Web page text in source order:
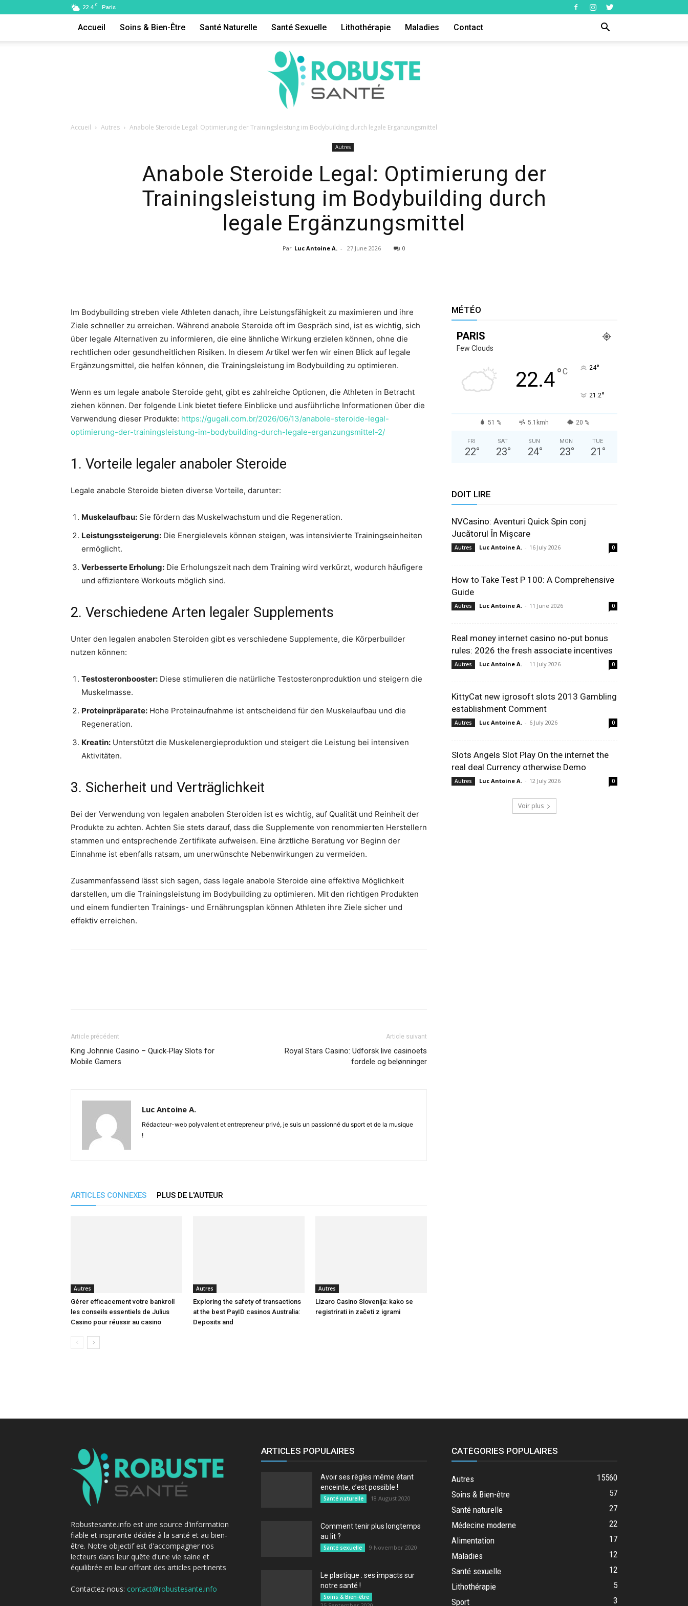
22.4 C Paris
Accueil Soins & Bien-Être Santé Naturelle Santé Sexuelle Lithothérapie Maladies Contact
Robuste
Santé
–
Les
conseils
bien-
en
Accueil Autres Anabole Steroide Legal: Optimierung der Trainingsleistung im Bodybuilding durch legale Ergänzungsmittel
Autres
Anabole Steroide Legal: Optimierung der
Trainingsleistung im Bodybuilding durch
legale Ergänzungsmittel
Par Luc Antoine A. - 27 June 2026 0
Im Bodybuilding streben viele Athleten danach, ihre Leistungsfähigkeit zu maximieren und ihre
Ziele schneller zu erreichen. Während anabole Steroide oft im Gespräch sind, ist es wichtig, sich
über legale Alternativen zu informieren, die eine ähnliche Wirkung erzielen können, ohne die
rechtlichen oder gesundheitlichen Risiken. In diesem Artikel werfen wir einen Blick auf legale
Ergänzungsmittel, die helfen können, die Trainingsleistung im Bodybuilding zu optimieren.
Wenn es um legale anabole Steroide geht, gibt es zahlreiche Optionen, die Athleten in Betracht
ziehen können. Der folgende Link bietet tiefere Einblicke und ausführliche Informationen über die
Verwendung dieser Produkte: https://gugali.com.br/2026/06/13/anabole-steroide-legal-
optimierung-der-trainingsleistung-im-bodybuilding-durch-legale-erganzungsmittel-2/
1. Vorteile legaler anaboler Steroide
Legale anabole Steroide bieten diverse Vorteile, darunter:
Muskelaufbau: Sie fördern das Muskelwachstum und die Regeneration.
Leistungssteigerung: Die Energielevels können steigen, was intensivierte Trainingseinheiten
ermöglicht.
Verbesserte Erholung: Die Erholungszeit nach dem Training wird verkürzt, wodurch häufigere
und effizientere Workouts möglich sind.
2. Verschiedene Arten legaler Supplements
Unter den legalen anabolen Steroiden gibt es verschiedene Supplemente, die Körperbuilder
nutzen können:
Testosteronbooster: Diese stimulieren die natürliche Testosteronproduktion und steigern die
Muskelmasse.
Proteinpräparate: Hohe Proteinaufnahme ist entscheidend für den Muskelaufbau und die
Regeneration.
Kreatin: Unterstützt die Muskelenergieproduktion und steigert die Leistung bei intensiven
Aktivitäten.
3. Sicherheit und Verträglichkeit
Bei der Verwendung von legalen anabolen Steroiden ist es wichtig, auf Qualität und Reinheit der
Produkte zu achten. Achten Sie stets darauf, dass die Supplemente von renommierten Herstellern
stammen und entsprechende Zertifikate aufweisen. Eine ärztliche Beratung vor Beginn der
Einnahme ist ebenfalls ratsam, um unerwünschte Nebenwirkungen zu vermeiden.
Zusammenfassend lässt sich sagen, dass legale anabole Steroide eine effektive Möglichkeit
darstellen, um die Trainingsleistung im Bodybuilding zu optimieren. Mit den richtigen Produkten
und einem fundierten Trainings- und Ernährungsplan können Athleten ihre Ziele sicher und
effektiv erreichen.
Article précédent
King Johnnie Casino – Quick‑Play Slots for
Mobile Gamers
Article suivant
Royal Stars Casino: Udforsk live casinoets
fordele og belønninger
Luc Antoine A.
Rédacteur-web polyvalent et entrepreneur privé, je suis un passionné du sport et de la musique
!
ARTICLES CONNEXES PLUS DE L'AUTEUR
Autres
Gérer efficacement votre bankroll
les conseils essentiels de Julius
Casino pour réussir au casino
Autres
Exploring the safety of transactions
at the best PayID casinos Australia:
Deposits and
Autres
Lizaro Casino Slovenija: kako se
registrirati in začeti z igrami
MÉTÉO
PARIS
Few Clouds
22.4°C 24°
21.2°
51 % 5.1kmh 20 %
FRI
22°
SAT
23°
SUN
24°
MON
23°
TUE
21 °
DOIT LIRE
NVCasino: Aventuri Quick Spin conj
Jucătorul În Mișcare
Autres Luc Antoine A. - 16 July 2026 0
How to Take Test P 100: A Comprehensive
Guide
Autres Luc Antoine A. - 11 June 2026 0
Real money internet casino no-put bonus
rules: 2026 the fresh associate incentives
Autres Luc Antoine A. - 11 July 2026 0
KittyCat new igrosoft slots 2013 Gambling
establishment Comment
Autres Luc Antoine A. - 6 July 2026 0
Slots Angels Slot Play On the internet the
real deal Currency otherwise Demo
Autres Luc Antoine A. - 12 July 2026 0
Voir plus
Robustesante.info est une source d'information
fiable et inspirante dédiée à la santé et au bien-
être. Notre objectif est d'accompagner nos
lecteurs dans leur quête d'une vie saine et
équilibrée en leur offrant des articles pertinents
Contactez-nous: contact@robustesante.info
ARTICLES POPULAIRES
Avoir ses règles même étant
enceinte, c’est possible !
Santé naturelle 18 August 2020
Comment tenir plus longtemps
au lit ?
Santé sexuelle 9 November 2020
Le plastique : ses impacts sur
notre santé !
Soins & Bien-être
CATÉGORIES POPULAIRES
Autres
15560
Soins & Bien-être
57
Santé naturelle
27
Médecine moderne
22
Alimentation
17
Maladies
12
Santé sexuelle
12
Lithothérapie
5
Sport
3